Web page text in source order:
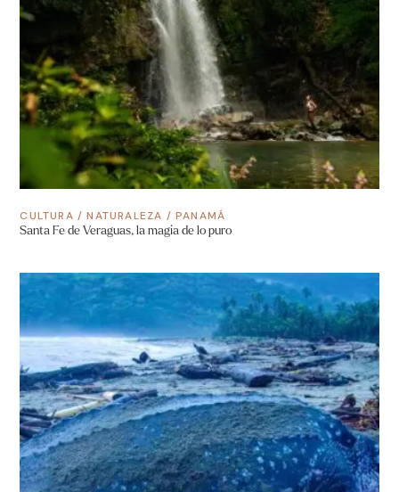
CULTURA /NATURALEZA /PANAMÁ
Santa Fe de Veraguas, la magia de lo puro